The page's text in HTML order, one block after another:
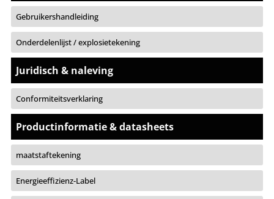
Gebruikershandleiding
Onderdelenlijst / explosietekening
Juridisch & naleving
Conformiteitsverklaring
Productinformatie & datasheets
maatstaftekening
Energieeffizienz-Label